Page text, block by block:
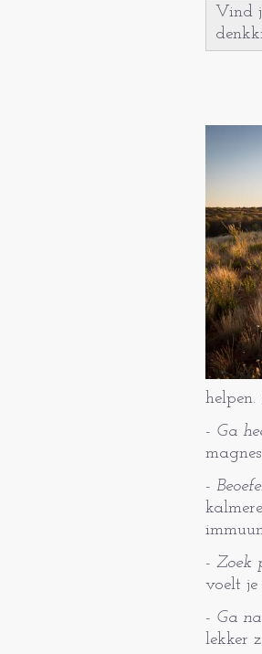
Vind
- Ga
-
- Zoek
voelt
- Ga
lekker